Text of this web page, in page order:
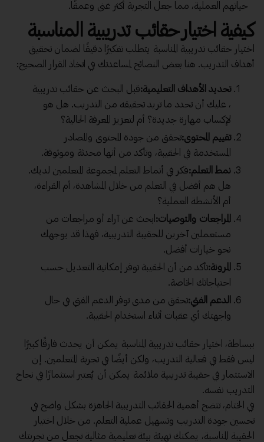
حياتهم العملية، مما جعل التجربة أكثر غنى وعمقًا.
كيفية اختيار حقائب تدريبية المناسبة
اختيار حقائب تدريبية المناسبة يتطلب تفكيرًا دقيقًا لضمان تحقيق
أهداف التدريب. هنا بعض النصائح لمساعدتك في اتخاذ القرار الصحيح:
تحديد الأهداف التعليمية:قبل البحث عن حقائب تدريبية
، عليك أن تحدد ما تريد تحقيقه من التدريب. هل هو
لإكساب مهارة جديدة؟ أم لتعزيز المعرفة الحالية؟
تقييم المحتوى:تحقق من جودة المحتوى والمصادر
المستخدمة في الحقيبة، وتأكد من أنها محدثة وموثوقة.
نمط التعلم:فكر في أنماط التعلم لمجموعة المتعلمين لديك.
هل هم أفضل في التعلم من خلال المشاهدة، أم القراءة،
أم الأنشطة العملية؟
المراجعات والتوصيات: ابحث عن آراء أو مراجعات من
مستعملين آخرين للحقيبة التدريبية، فهذا قد يوجهك
نحو خيارات أفضل.
المرونة:تأكد من أن الحقيبة توفر إمكانية التعديل حسب
احتياجاتك الخاصة.
الدعم الفني:تحقق من مدى توفر الدعم الفني في حال
واجهتك أي عقبات أثناء استخدام الحقيبة.
ببساطة، اختيار حقائب تدريبية المناسبة يمكن أن يحدث فارقًا كبيرًا
ليس فقط في فعالية التدريب، ولكن أيضًا في تجربة المتعلمين. إن
الاستثمار في حقيبة تدريبية ملائمة يمكن أن يُعتبر استثمارًا في نجاح
التدريب نفسه.
في الختام، تتضح أهمية الحقائب التدريبية الجاهزة بشكل واضح في
تحسين جودة التدريب وتسهيل عملية التعلم. من خلال اختيار
الحقيبة المناسبة، يمكنك تهيئة بيئة تعليمية مثالية تجعل من تجربتك